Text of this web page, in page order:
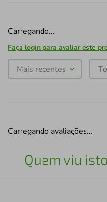
Carregando…
Faça login para avaliar este
Mais recentes
Carregando avaliações…
Quem viu